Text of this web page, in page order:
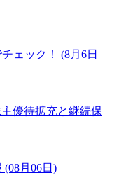
ェック！ (8月6日
優待拡充と継続保
月06日)